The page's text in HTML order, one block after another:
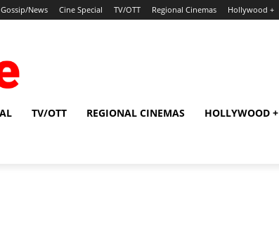
Gossip/News Cine Special TV/OTT Regional Cinemas Hollywood +
TV/OTT REGIONAL CINEMAS HOLLYWOOD +